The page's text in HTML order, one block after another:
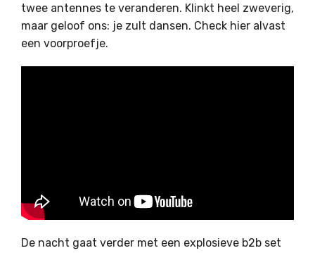
twee antennes te veranderen. Klinkt heel zweverig,
maar geloof ons: je zult dansen. Check hier alvast
een voorproefje.
De nacht gaat verder met een explosieve b2b set